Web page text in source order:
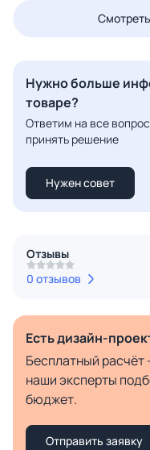
Нужно больше
товаре?
Ответим на все
принять решение
Нужен совет
Отзывы
0 отзывов
Есть дизайн-
Бесплатный расчёт
наши эксперты
бюджет.
Отправить заявку